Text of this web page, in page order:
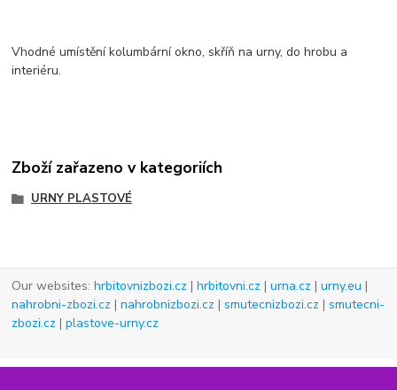
Vhodné umístění kolumbární okno, skříň na urny, do hrobu a
interiéru.
Zboží zařazeno v kategoriích
URNY PLASTOVÉ
Our websites:hrbitovnizbozi.cz |hrbitovni.cz |urna.cz |urny.eu |
nahrobni-zbozi.cz |nahrobnizbozi.cz |smutecnizbozi.cz |smutecni-
zbozi.cz |plastove-urny.cz